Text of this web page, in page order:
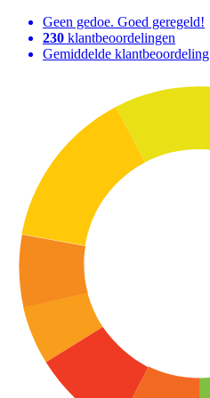
Geen gedoe. Goed geregeld!
230 klantbeoordelingen
Gemiddelde klantbeoordeling